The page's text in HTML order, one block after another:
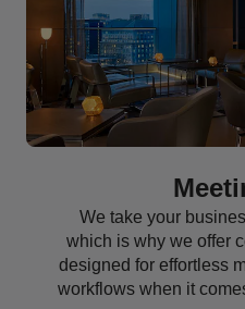
We take your
which is why we offer
designed for effortless
workflows when it